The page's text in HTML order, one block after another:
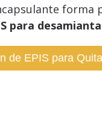
forma
para
de EPIS para